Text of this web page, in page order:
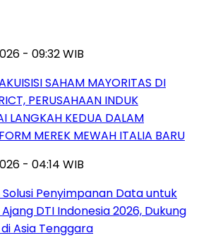
- 09:32 WIB
SAHAM MAYORITAS DI
PERUSAHAAN INDUK
LANGKAH KEDUA DALAM
MEREK MEWAH ITALIA BARU
- 04:14 WIB
Solusi Penyimpanan Data untuk
DTI Indonesia 2026, Dukung
Asia Tenggara